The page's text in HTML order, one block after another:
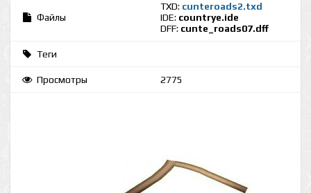
Файлы
TXD: cunteroads2.txd
IDE: countrye.ide
DFF: cunte_roads07.dff
Теги
Просмотры 2775